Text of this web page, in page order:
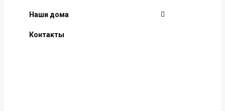
Наши дома
Контакты